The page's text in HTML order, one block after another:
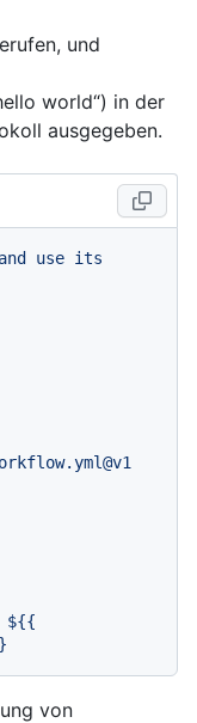
und
world“) in der
ausgegeben.
and use its
${{
von